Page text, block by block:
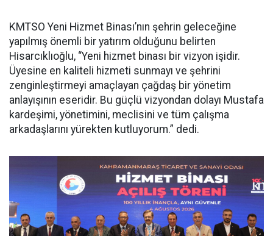
KMTSO Yeni Hizmet Binası’nın şehrin geleceğine
yapılmış önemli bir yatırım olduğunu belirten
Hisarcıklıoğlu, “Yeni hizmet binası bir vizyon işidir.
Üyesine en kaliteli hizmeti sunmayı ve şehrini
zenginleştirmeyi amaçlayan çağdaş bir yönetim
anlayışının eseridir. Bu güçlü vizyondan dolayı Mustafa
kardeşimi, yönetimini, meclisini ve tüm çalışma
arkadaşlarını yürekten kutluyorum.” dedi.